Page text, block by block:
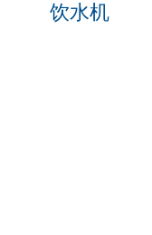
饮水机